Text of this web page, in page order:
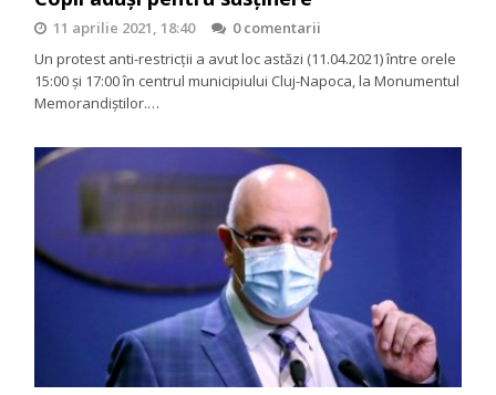
11 aprilie 2021, 18:40
0 comentarii
Un protest anti-restricții a avut loc astăzi (11.04.2021) între orele
15:00 și 17:00 în centrul municipiului Cluj-Napoca, la Monumentul
Memorandiștilor.…